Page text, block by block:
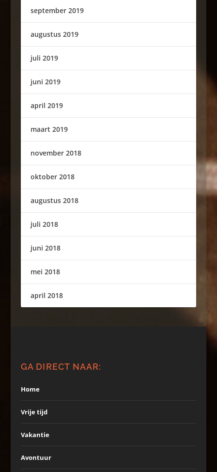
september 2019
augustus 2019
juli 2019
juni 2019
april 2019
maart 2019
november 2018
oktober 2018
augustus 2018
juli 2018
juni 2018
mei 2018
april 2018
GA DIRECT NAAR:
Home
Vrije tijd
Vakantie
Avontuur